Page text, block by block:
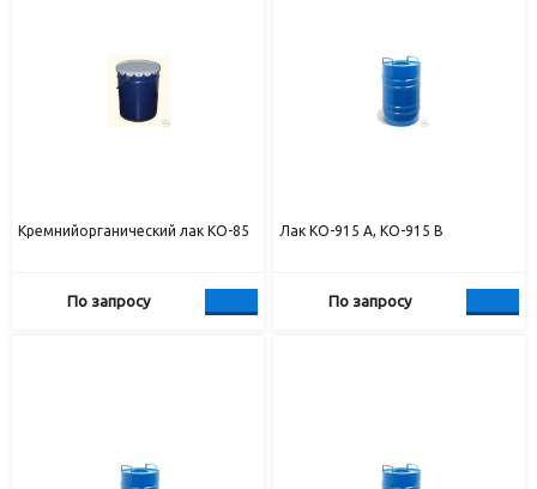
Кремнийорганический лак КО-85
По запросу
Лак КО-915 А, КО-915 В
По запросу